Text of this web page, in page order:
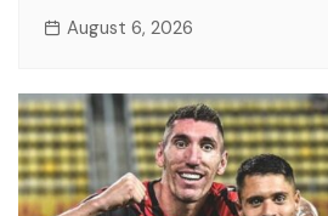
August 6, 2026